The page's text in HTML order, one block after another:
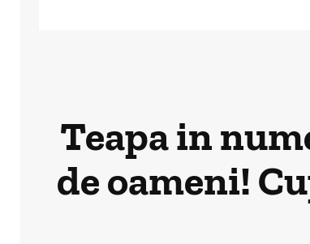
Teapa in
de oameni!